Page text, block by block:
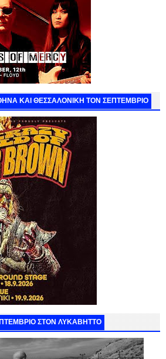
ΚΑΙ ΘΕΣΣΑΛΟΝΙΚΗ ΤΟΝ ΣΕΠΤΕΜΒΡΙΟ
ΣΤΟΝ ΛΥΚΑΒΗΤΤΟ